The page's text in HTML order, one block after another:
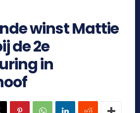
winst Mattie
de 2e
in